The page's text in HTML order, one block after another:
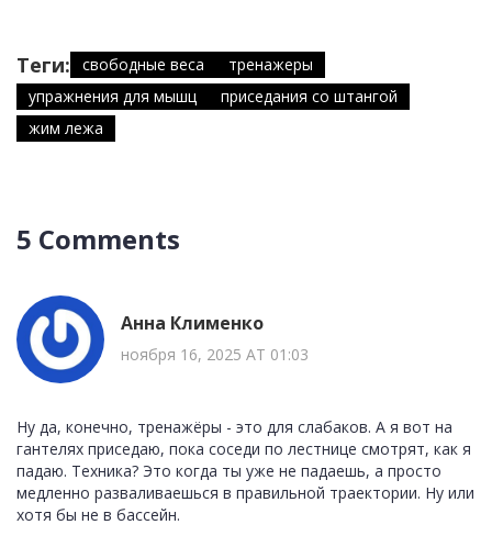
Теги: свободные веса
тренажеры
упражнения для мышц
приседания со штангой
жим лежа
5 Comments
Анна Клименко
ноября 16, 2025 AT 01:03
Ну да, конечно, тренажёры - это для слабаков. А я вот на
гантелях приседаю, пока соседи по лестнице смотрят, как я
падаю. Техника? Это когда ты уже не падаешь, а просто
медленно разваливаешься в правильной траектории. Ну или
хотя бы не в бассейн.